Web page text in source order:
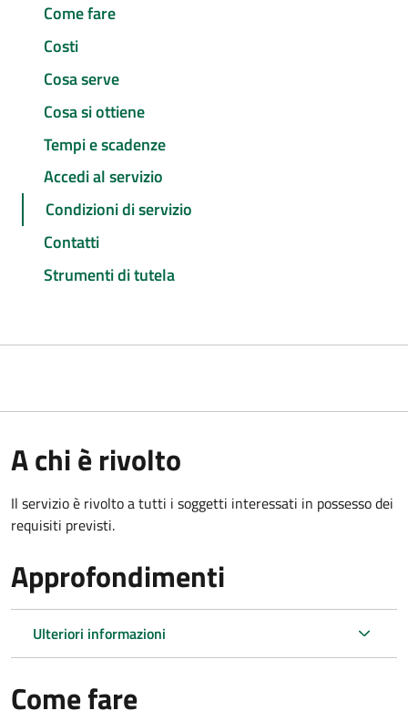
Come fare
Costi
Cosa serve
Cosa si ottiene
Tempi e scadenze
Accedi al servizio
Condizioni di servizio
Contatti
Strumenti di tutela
A chi è rivolto
Il servizio è rivolto a tutti i soggetti interessati in possesso dei
requisiti previsti.
Approfondimenti
Ulteriori informazioni
Come fare